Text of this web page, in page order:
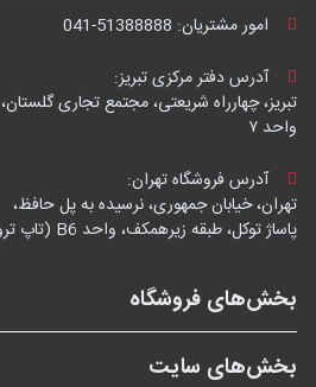
امور مشتریان: 041-51388888
آدرس دفتر مرکزی تبریز:
تبریز، چهارراه شریعتی، مجتمع تجاری گلستان،
واحد ۷
آدرس فروشگاه تهران:
تهران، خیابان جمهوری، نرسیده به پل حافظ،
پاساژ توکل، طبقه زیرهمکف، واحد B6 (تاپ ترونیک)
بخش‌های فروشگاه
بخش‌های سایت